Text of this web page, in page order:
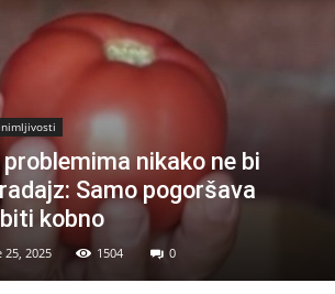
nikako ne bi
Samo pogoršava
kobno
25, 2025 1504 0